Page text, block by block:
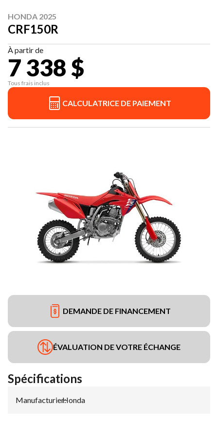
HONDA 2025
CRF150R
À partir de
7 338 $
Tous frais inclus
CALCULATRICE DE PAIEMENT
DEMANDE DE FINANCEMENT
ÉVALUATION DE VOTRE ÉCHANGE
Spécifications
Manufacturier:
Honda